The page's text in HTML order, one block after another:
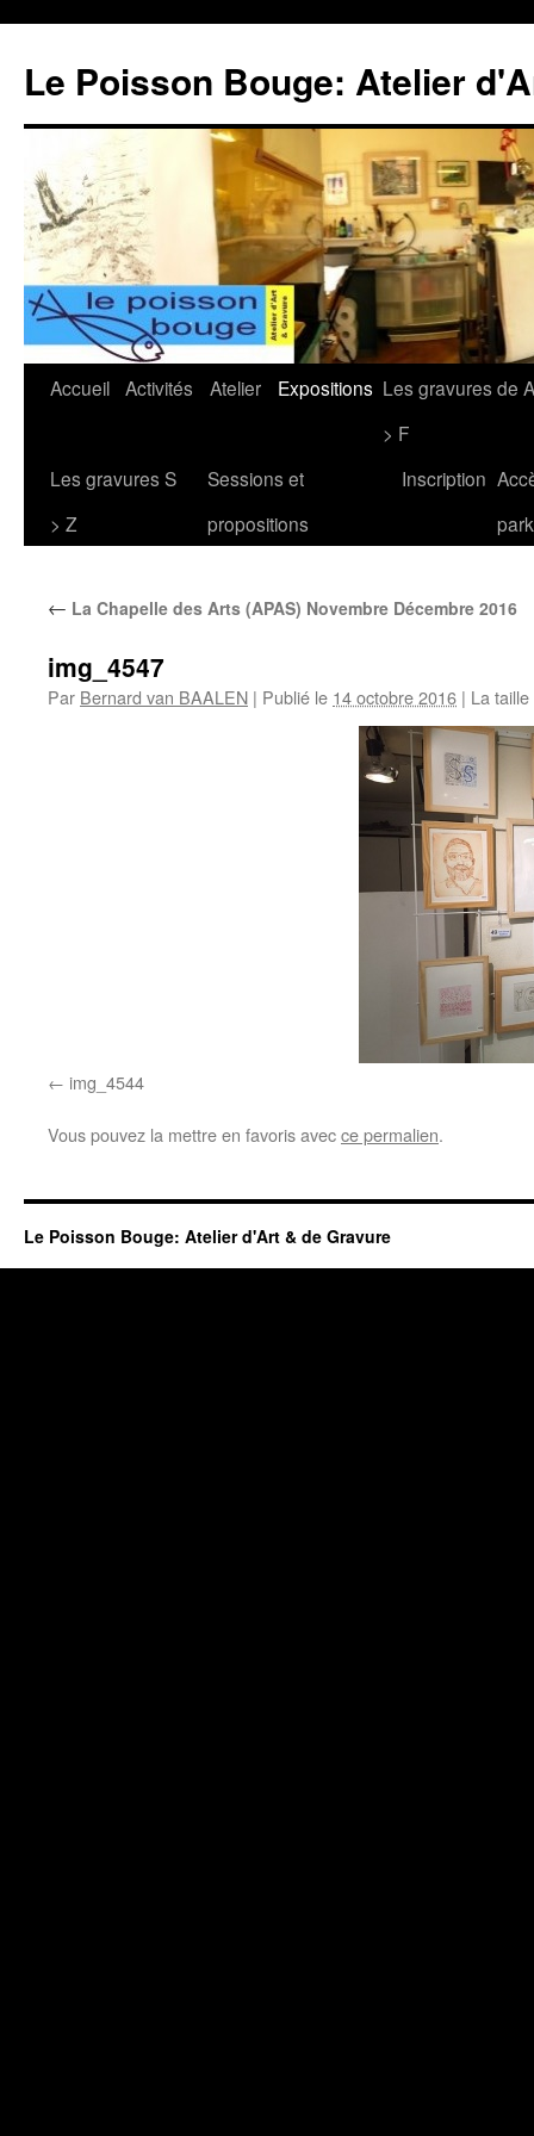
Le Poisson Bouge: Atelier
Aller
contenu
Accueil Activités Atelier Expositions Les gravures de A
> F
Les gravures S
> Z
Sessions et
propositions
Inscription
← La Chapelle des Arts (APAS) Novembre Décembre 2016
img_4547
Par Bernard van BAALEN | Publié le 14 octobre 2016 | La
img_4544
Vous pouvez la mettre en favoris avecce permalien.
Le Poisson Bouge: Atelier d'Art & de Gravure